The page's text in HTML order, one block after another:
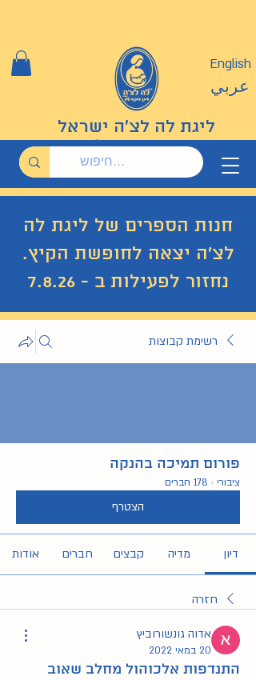
ליגת לה לצ'ה ישראל
English
عربي
חנות הספרים של ליגת לה
לצ'ה יצאה לחופשת הקיץ.
נחזור לפעילות ב - 7.8.26
רשימת קבוצות
פורום תמיכה בהנקה
ציבורי · 178 חברים
הצטרף
דיון מדיה קבצים חברים אודות
חזרה
אדוה גונשורוביץ
20 במאי 2022
התנדפות אלכוהול מחלב שאוב